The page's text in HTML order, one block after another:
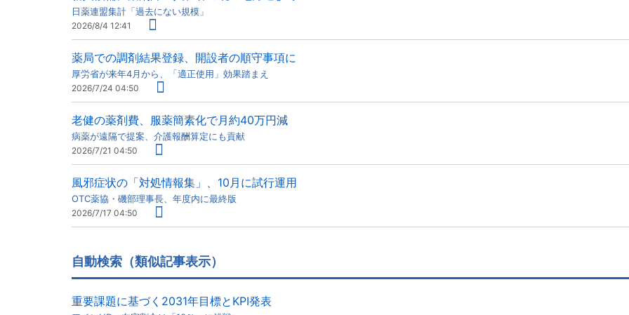
日薬連盟集計「過去にない規模」
2026/8/4 12:41
薬局での調剤結果登録、開設者の順守事項に
厚労省が来年4月から、「適正使用」効果踏まえ
2026/7/24 04:50
老健の薬剤費、服薬簡素化で月約40万円減
病薬が遠隔で提案、介護報酬算定にも貢献
2026/7/21 04:50
風邪症状の「対処情報集」、10月に試行運用
OTC薬協・磯部理事長、年度内に最終版
2026/7/17 04:50
自動検索（類似記事表示）
重要課題に基づく2031年目標とKPI発表